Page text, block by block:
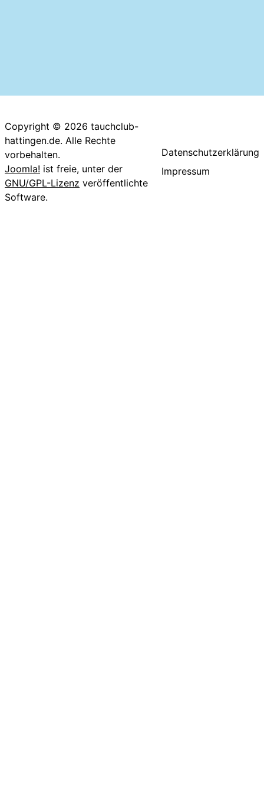
Copyright © 2026 tauchclub-
hattingen.de. Alle Rechte
vorbehalten.
Joomla! ist freie, unter der
GNU/GPL-Lizenz veröffentlichte
Software.
Datenschutzerklärung
Impressum